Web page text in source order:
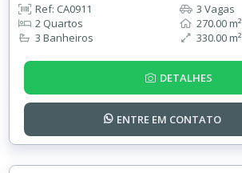
Ref: CA0911
2 Quartos
3 Banheiros
3 Vagas
270.00 m²
330.00 m²
DETALHES
ENTRE EM CONTATO